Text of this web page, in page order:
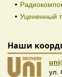
Уцененный
Наши
ул.